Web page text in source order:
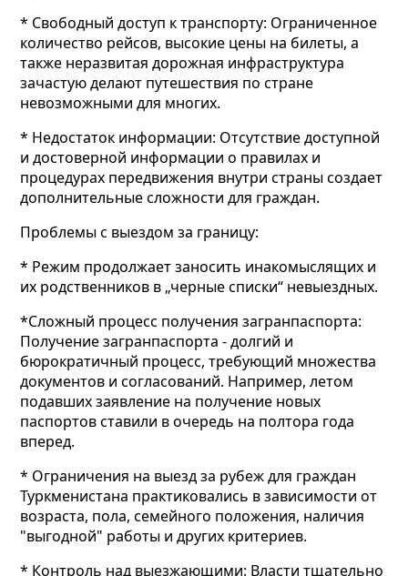
* Свободный доступ к транспорту: Ограниченное
количество рейсов, высокие цены на билеты, а
также неразвитая дорожная инфраструктура
зачастую делают путешествия по стране
невозможными для многих.
* Недостаток информации: Отсутствие доступной
и достоверной информации о правилах и
процедурах передвижения внутри страны создает
дополнительные сложности для граждан.
Проблемы с выездом за границу:
* Режим продолжает заносить инакомыслящих и
их родственников в „черные списки“ невыездных.
*Сложный процесс получения загранпаспорта:
Получение загранпаспорта - долгий и
бюрократичный процесс, требующий множества
документов и согласований. Например, летом
подавших заявление на получение новых
паспортов ставили в очередь на полтора года
вперед.
* Ограничения на выезд за рубеж для граждан
Туркменистана практиковались в зависимости от
возраста, пола, семейного положения, наличия
"выгодной" работы и других критериев.
* Контроль над выезжающими: Власти тщательно